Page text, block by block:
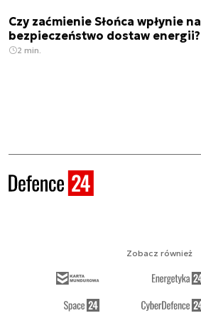
Czy zaćmienie Słońca wpłynie na
bezpieczeństwo dostaw energii?
2 min.
Zobacz również